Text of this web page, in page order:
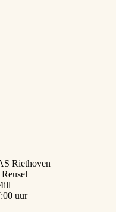
Riethoven
Reusel
uur